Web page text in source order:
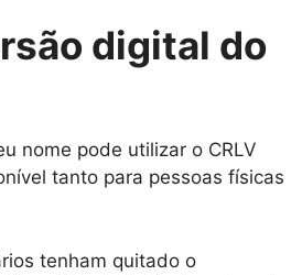
digital do
nome pode utilizar o CRLV
tanto para pessoas físicas
tenham quitado o